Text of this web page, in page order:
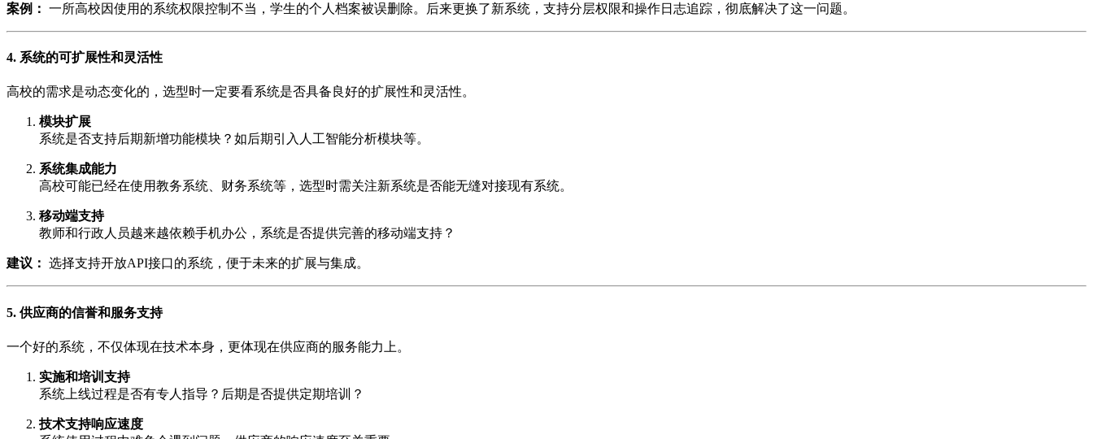
案例： 一所高校因使用的系统权限控制不当，学生的个人档案被误删除。后来更换了新系统，支持分层权限和操作日志追踪，彻底解决了这一问题。
4. 系统的可扩展性和灵活性
高校的需求是动态变化的，选型时一定要看系统是否具备良好的扩展性和灵活性。
模块扩展
系统是否支持后期新增功能模块？如后期引入人工智能分析模块等。
系统集成能力
高校可能已经在使用教务系统、财务系统等，选型时需关注新系统是否能无缝对接现有系统。
移动端支持
教师和行政人员越来越依赖手机办公，系统是否提供完善的移动端支持？
建议： 选择支持开放API接口的系统，便于未来的扩展与集成。
5. 供应商的信誉和服务支持
一个好的系统，不仅体现在技术本身，更体现在供应商的服务能力上。
实施和培训支持
系统上线过程是否有专人指导？后期是否提供定期培训？
技术支持响应速度